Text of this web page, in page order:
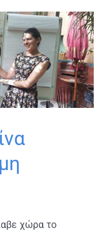
χώρα το